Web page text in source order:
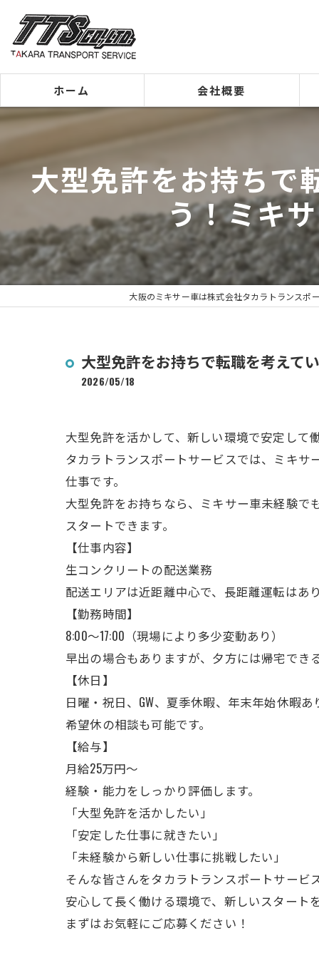
ホーム 会社概要
ビジョン
事業案内
大型免許をお持ちで
う！ミキ
大阪のミキサー車は株式会社タカラトランスポ
大型免許をお持ちで転職を考えて
2026/05/18
大型免許を活かして、新しい環境で安定して
タカラトランスポートサービスでは、ミキサ
仕事です。
大型免許をお持ちなら、ミキサー車未経験
スタートできます。
【仕事内容】
生コンクリートの配送業務
配送エリアは近距離中心で、長距離運転はあ
【勤務時間】
8:00～17:00（現場により多少変動あり）
早出の場合もありますが、夕方には帰宅でき
【休日】
日曜・祝日、GW、夏季休暇、年末年始休暇あ
希望休の相談も可能です。
【給与】
月給25万円～
経験・能力をしっかり評価します。
「大型免許を活かしたい」
「安定した仕事に就きたい」
「未経験から新しい仕事に挑戦したい」
そんな皆さんをタカラトランスポートサービ
安心して長く働ける環境で、新しいスタート
まずはお気軽にご応募ください！